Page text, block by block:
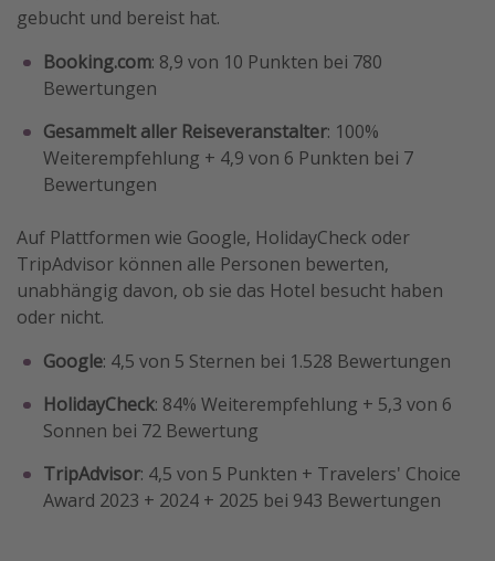
gebucht und bereist hat.
Booking.com: 8,9 von 10 Punkten bei 780
Bewertungen
Gesammelt aller Reiseveranstalter: 100%
Weiterempfehlung + 4,9 von 6 Punkten bei 7
Bewertungen
Auf Plattformen wie Google, HolidayCheck oder
TripAdvisor können alle Personen bewerten,
unabhängig davon, ob sie das Hotel besucht haben
oder nicht.
Google: 4,5 von 5 Sternen bei 1.528 Bewertungen
HolidayCheck: 84% Weiterempfehlung + 5,3 von 6
Sonnen bei 72 Bewertung
TripAdvisor: 4,5 von 5 Punkten + Travelers' Choice
Award 2023 + 2024 + 2025 bei 943 Bewertungen